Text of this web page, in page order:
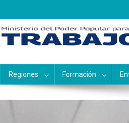
de
Regiones Formación